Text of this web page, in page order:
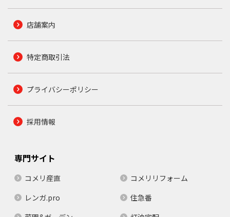
店舗案内
特定商取引法
プライバシーポリシー
採用情報
専門サイト
コメリ産直
コメリリフォーム
レンガ.pro
住急番